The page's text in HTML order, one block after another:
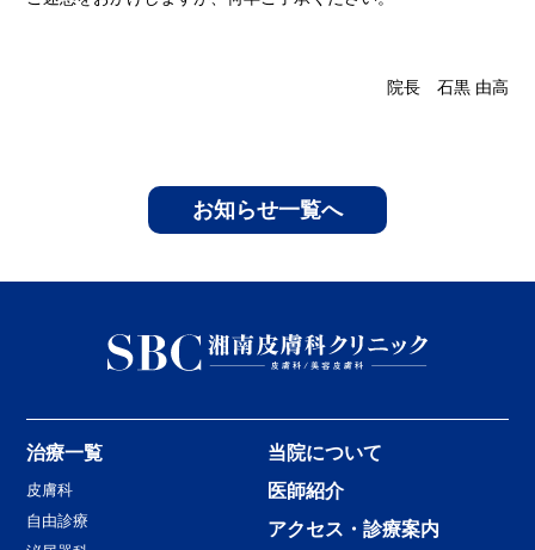
院長 石黒 由高
お知らせ一覧へ
治療一覧
皮膚科
自由診療
当院について
医師紹介
アクセス・診療案内